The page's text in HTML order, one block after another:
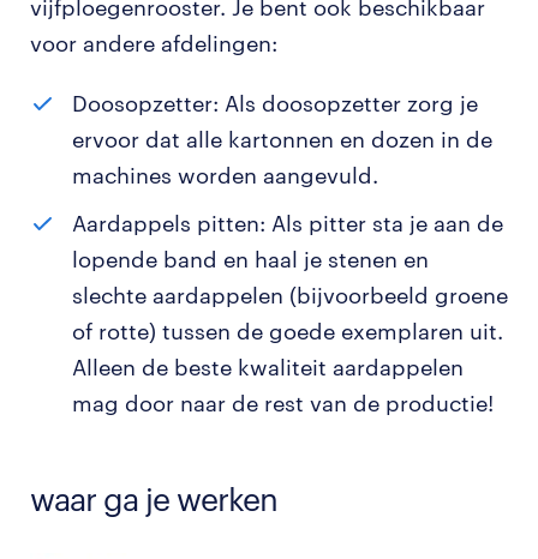
vijfploegenrooster. Je bent ook beschikbaar
voor andere afdelingen:
Doosopzetter: Als doosopzetter zorg je
ervoor dat alle kartonnen en dozen in de
machines worden aangevuld.
Aardappels pitten: Als pitter sta je aan de
lopende band en haal je stenen en
slechte aardappelen (bijvoorbeeld groene
of rotte) tussen de goede exemplaren uit.
Alleen de beste kwaliteit aardappelen
mag door naar de rest van de productie!
waar ga je werken